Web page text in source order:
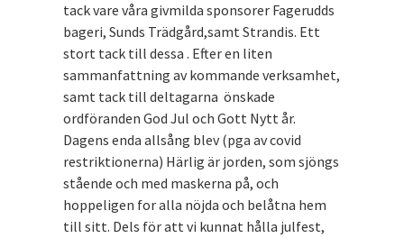
tack vare våra givmilda sponsorer Fagerudds
bageri, Sunds Trädgård,samt Strandis. Ett
stort tack till dessa . Efter en liten
sammanfattning av kommande verksamhet,
samt tack till deltagarna önskade
ordföranden God Jul och Gott Nytt år.
Dagens enda allsång blev (pga av covid
restriktionerna) Härlig är jorden, som sjöngs
stående och med maskerna på, och
hoppeligen for alla nöjda och belåtna hem
till sitt. Dels för att vi kunnat hålla julfest,